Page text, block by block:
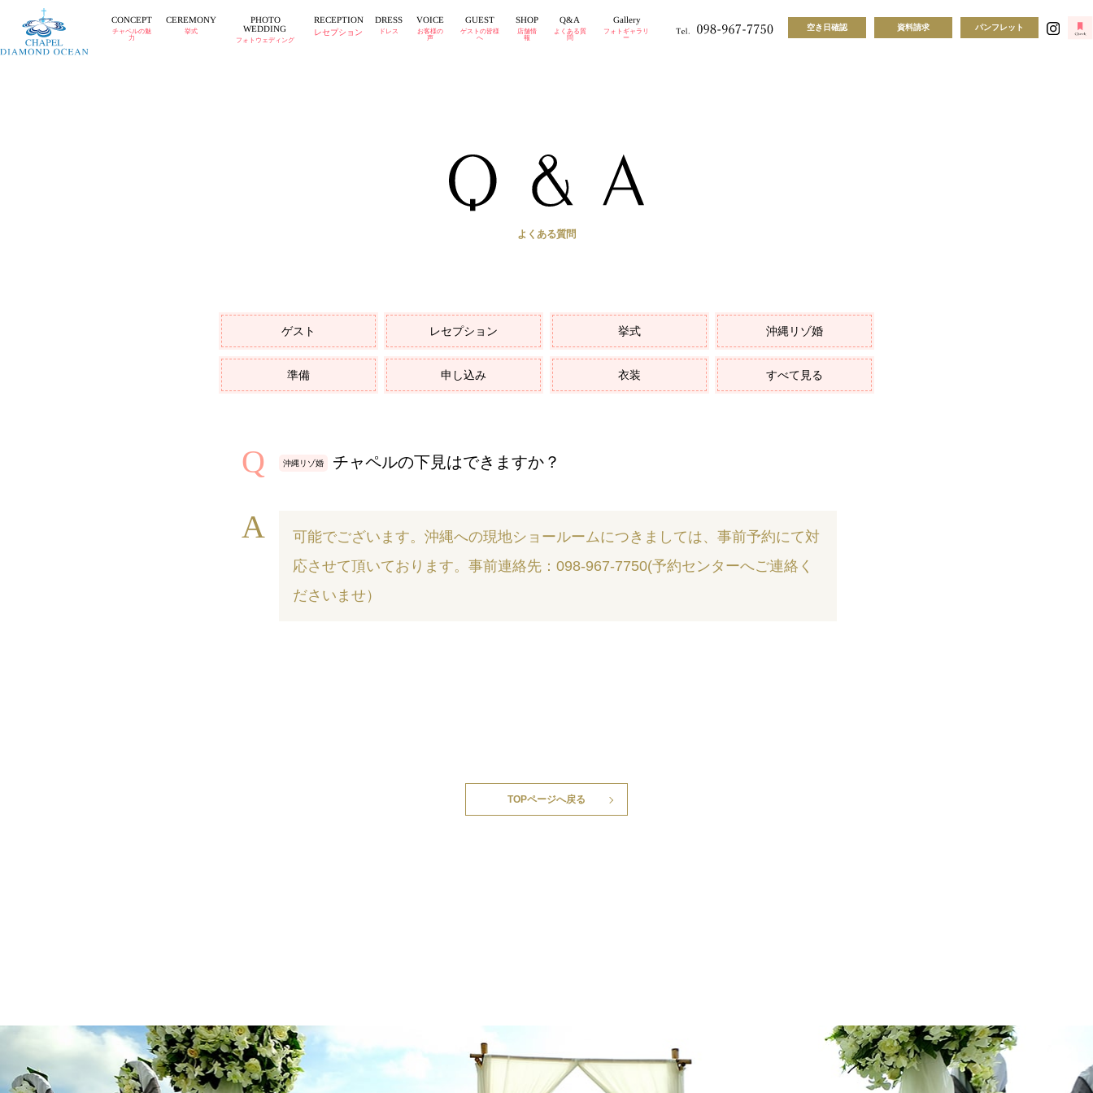
CONCEPT
チャペルの魅
力
CEREMONY
挙式
PHOTO
WEDDING
フォトウェディング
RECEPTION
レセプション
DRESS
ドレス
VOICE
お客様の
声
GUEST
ゲストの皆様
へ
SHOP
店舗情
報
Q&A
よくある質
問
Gallery
フォトギャラリ
ー
空き日確認 資料請求 パンフレット
よくある質問
ゲスト レセプション 挙式 沖縄リゾ婚
準備 申し込み 衣装 すべて見る
沖縄リゾ婚 チャペルの下見はできますか？
可能でございます。沖縄への現地ショールームにつきましては、事前予約にて対
応させて頂いております。事前連絡先：098-967-7750(予約センターへご連絡く
ださいませ）
TOPページへ戻る